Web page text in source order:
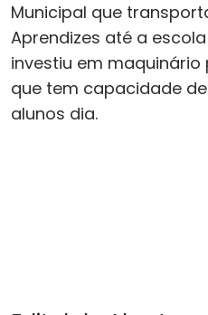
Municipal que
Aprendizes até a
investiu em
que tem capacidade
alunos dia.